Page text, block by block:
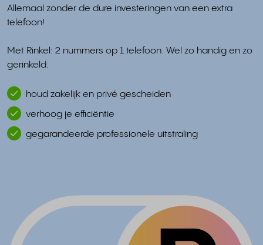
Allemaal zonder de dure investeringen van een extra
telefoon!
Met Rinkel: 2 nummers op 1 telefoon. Wel zo handig en zo
gerinkeld.
houd zakelijk en privé gescheiden
verhoog je efficiëntie
gegarandeerde professionele uitstraling